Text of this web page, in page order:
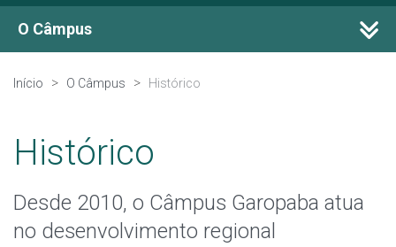
O Câmpus
Histórico
Colegiados
Documentos Norteadores
Início O Câmpus Histórico
Histórico
Desde 2010, o Câmpus Garopaba atua
no desenvolvimento regional